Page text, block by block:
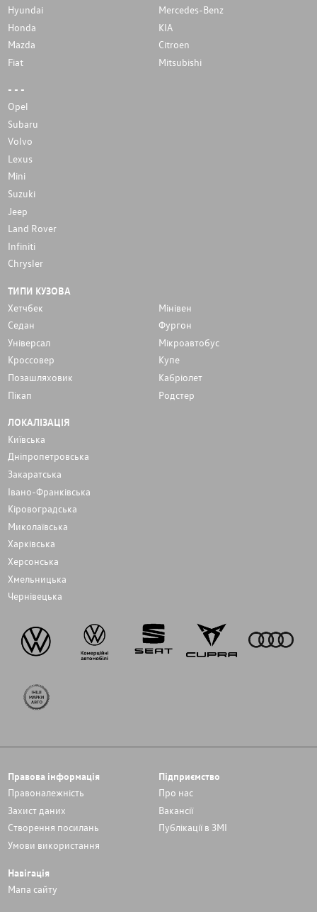
Hyundai
Mercedes-Benz
Honda
KIA
Mazda
Citroen
Fiat
Mitsubishi
- - -
Opel
Subaru
Volvo
Lexus
Mini
Suzuki
Jeep
Land Rover
Infiniti
Chrysler
ТИПИ КУЗОВА
Хетчбек
Мінівен
Седан
Фургон
Унiверсал
Мікроавтобус
Кроссовер
Купе
Позашляховик
Кабріолет
Пікап
Родстер
ЛОКАЛІЗАЦІЯ
Київська
Дніпропетровська
Закаратська
Івано-Франківська
Кіровоградська
Миколаївська
Харківська
Херсонська
Хмельницька
Чернівецька
Правова інформація
Правоналежність
Захист даних
Cтворення посилань
Умови використання
Підприємство
Про нас
Вакансії
Публікації в ЗМІ
Навігація
Мапа сайту